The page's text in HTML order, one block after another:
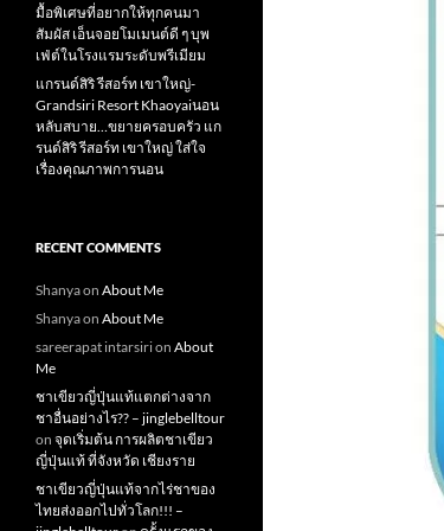
มื้อพิเศษที่อยากให้ทุกคนมา
สัมผัส เอ็นจอยโมเมนต์ดี ๆ บุพ
เฟ่ต์ในโรงแรมระดับพรีเมียม
แกรนด์สิริ​ รีสอร์ท​ เขาใหญ่​-
Grandsiri​ Resort​ Khaoyaiนอน
หลับสบาย…ขยายครอบครัว แก
รนด์สิริ รีสอร์ท เขาใหญ่ ใส่ใจ
เรื่องคุณภาพการนอน
RECENT COMMENTS
Shanyaon About Me
Shanyaon About Me
sareerapat intarsirion About
Me
ชาเขียวญี่ปุ่นแท้แตกต่างจาก
ชาอื่นอย่างไร?? – jinglebelltour
on จุดเริ่มต้น การผลิตชาเขียว
ญี่ปุ่นแท้ ที่จังหวัด เชียงราย
ชาเขียวญี่ปุ่นแท้จากไร่ชาของ
ไทยส่งออกไปทั่วโลก!!! –